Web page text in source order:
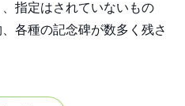
指定はされていないもの
各種の記念碑が数多く残さ